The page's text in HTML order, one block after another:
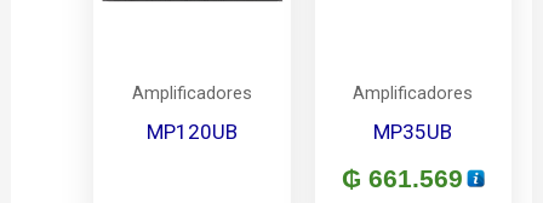
Amplificadores
MP120UB
Amplificadores
MP35UB
₲ 661.569